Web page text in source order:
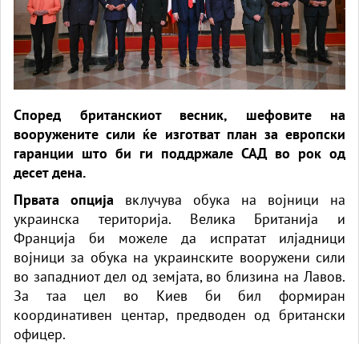
Според британскиот весник, шефовите на
вооружените сили ќе изготват план за европски
гаранции што би ги поддржале САД во рок од
десет дена.
Првата опција вклучува обука на војници на
украинска територија. Велика Британија и
Франција би можеле да испратат илјадници
војници за обука на украинските вооружени сили
во западниот дел од земјата, во близина на Лавов.
За таа цел во Киев би бил формиран
координативен центар, предводен од британски
офицер.